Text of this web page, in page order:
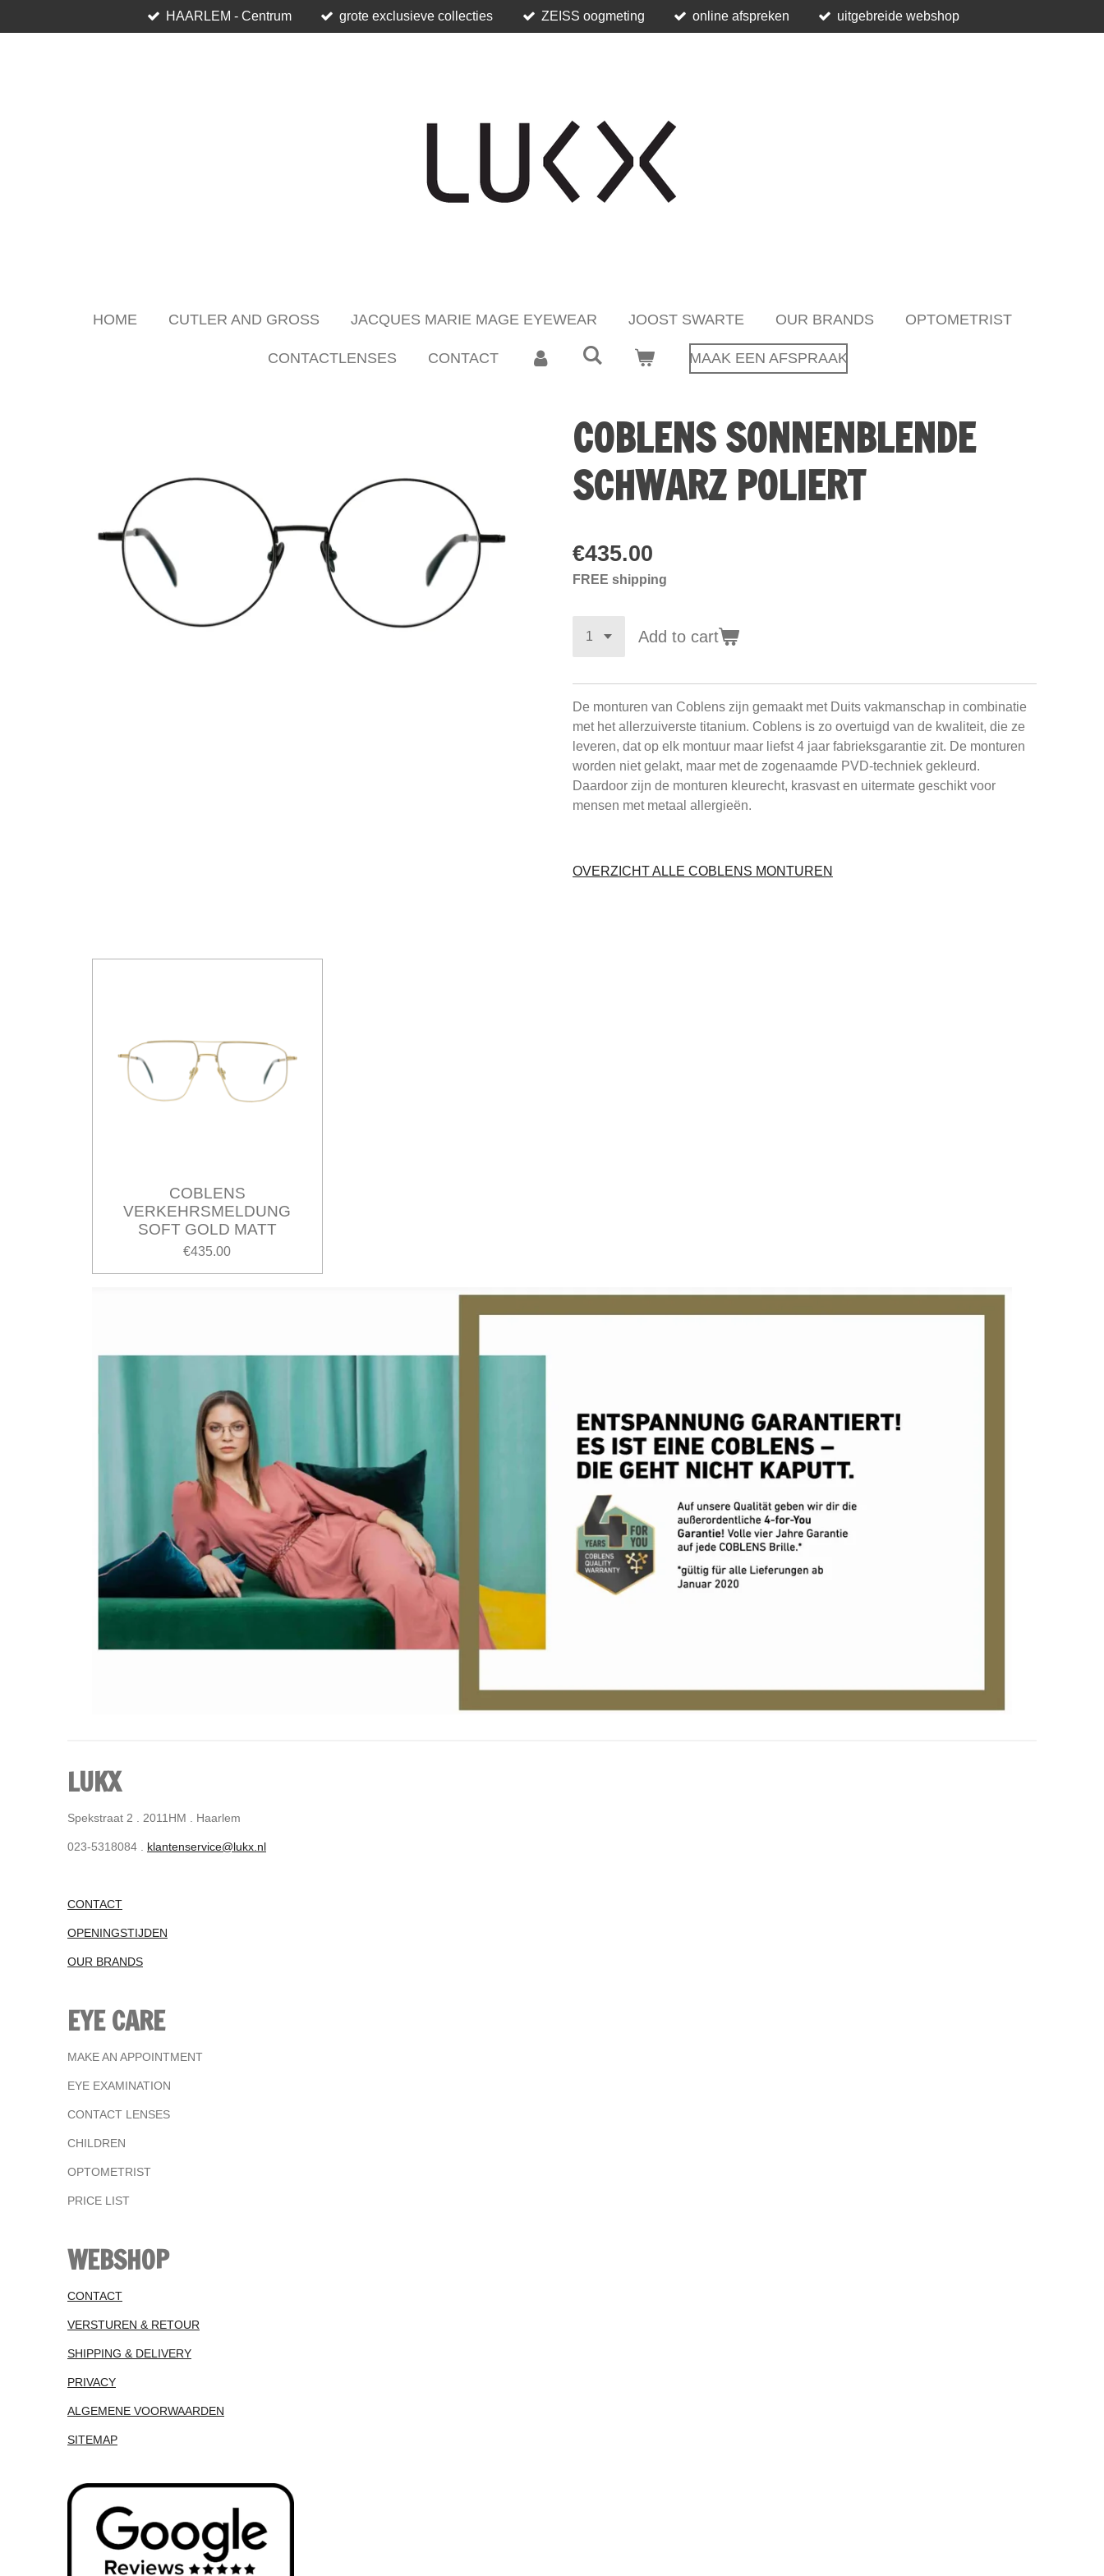
to
HAARLEM - Centrum grote exclusieve collecties ZEISS oogmeting online afspreken uitgebreide webshop
HOME CUTLER AND GROSS JACQUES MARIE MAGE EYEWEAR JOOST SWARTE OUR BRANDS OPTOMETRIST
CONTACTLENSES CONTACT MAAK EEN AFSPRAAK
COBLENS SONNENBLENDE
SCHWARZ POLIERT
€435.00
FREE shipping
Add to cart
De monturen van Coblens zijn gemaakt met Duits vakmanschap in combinatie
met het allerzuiverste titanium. Coblens is zo overtuigd van de kwaliteit, die ze
leveren, dat op elk montuur maar liefst 4 jaar fabrieksgarantie zit. De monturen
worden niet gelakt, maar met de zogenaamde PVD-techniek gekleurd.
Daardoor zijn de monturen kleurecht, krasvast en uitermate geschikt voor
mensen met metaal allergieën.
OVERZICHT ALLE COBLENS MONTUREN
COBLENS
VERKEHRSMELDUNG
SOFT GOLD MATT
€435.00
LUKX
Spekstraat 2 . 2011HM . Haarlem
023-5318084 . klantenservice@lukx.nl
CONTACT
OPENINGSTIJDEN
OUR BRANDS
EYE CARE
MAKE AN APPOINTMENT
EYE EXAMINATION
CONTACT LENSES
CHILDREN
OPTOMETRIST
PRICE LIST
WEBSHOP
CONTACT
VERSTUREN & RETOUR
SHIPPING & DELIVERY
PRIVACY
ALGEMENE VOORWAARDEN
SITEMAP